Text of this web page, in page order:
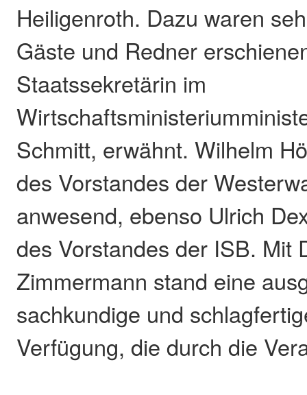
Heiligenroth. Dazu waren
Gäste und Redner
Staatssekretärin im
Schmitt, erwähnt. Wilhelm
des Vorstandes der
anwesend, ebenso Ulrich
des Vorstandes der ISB. Mit
Zimmermann stand eine
sachkundige und
Verfügung, die durch die